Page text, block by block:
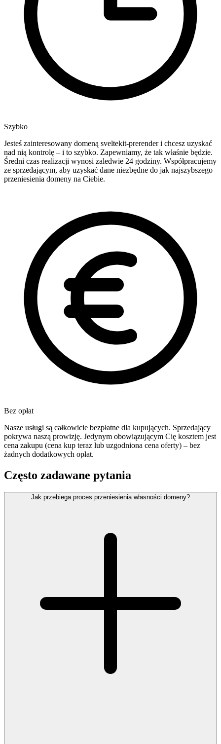
Szybko
Jesteś zainteresowany domeną sveltekit-prerender i chcesz uzyskać
nad nią kontrolę – i to szybko. Zapewniamy, że tak właśnie będzie.
Średni czas realizacji wynosi zaledwie 24 godziny. Współpracujemy
ze sprzedającym, aby uzyskać dane niezbędne do jak najszybszego
przeniesienia domeny na Ciebie.
Bez opłat
Nasze usługi są całkowicie bezpłatne dla kupujących. Sprzedający
pokrywa naszą prowizję. Jedynym obowiązującym Cię kosztem jest
cena zakupu (cena kup teraz lub uzgodniona cena oferty) – bez
żadnych dodatkowych opłat.
Często zadawane pytania
Jak przebiega proces przeniesienia własności domeny?